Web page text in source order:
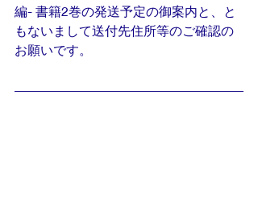
編- 書籍2巻の発送予定の御案内と、と
もないまして送付先住所等のご確認の
お願いです。